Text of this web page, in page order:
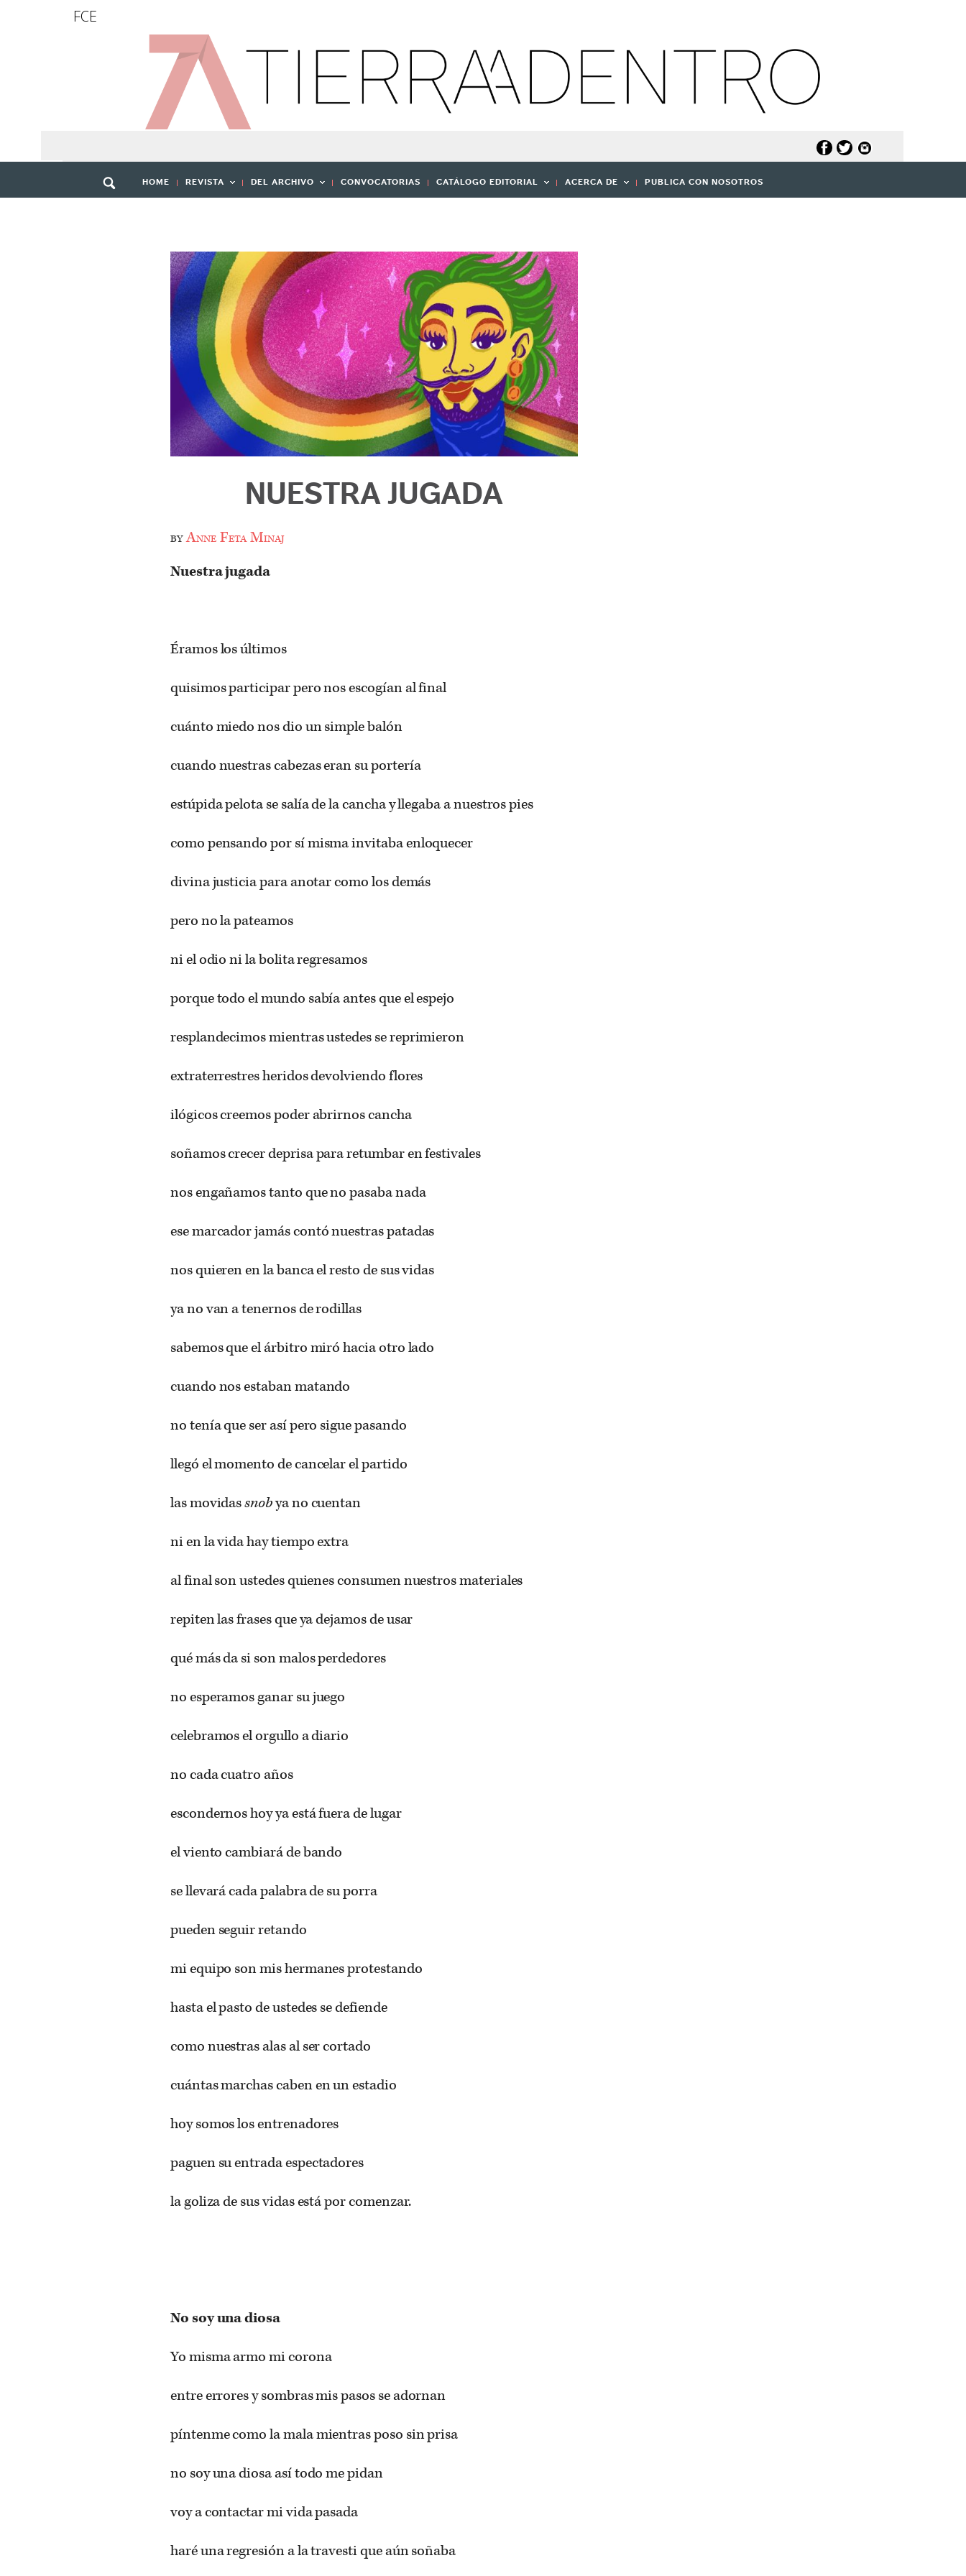
FCE
HOME REVISTA DEL ARCHIVO CONVOCATORIAS CATÁLOGO EDITORIAL ACERCA DE PUBLICA CON NOSOTROS
NUESTRA JUGADA
byAnne Feta Minaj
Nuestra jugada
Éramos los últimos
quisimos participar pero nos escogían al final
cuánto miedo nos dio un simple balón
cuando nuestras cabezas eran su portería
estúpida pelota se salía de la cancha y llegaba a nuestros pies
como pensando por sí misma invitaba enloquecer
divina justicia para anotar como los demás
pero no la pateamos
ni el odio ni la bolita regresamos
porque todo el mundo sabía antes que el espejo
resplandecimos mientras ustedes se reprimieron
extraterrestres heridos devolviendo flores
ilógicos creemos poder abrirnos cancha
soñamos crecer deprisa para retumbar en festivales
nos engañamos tanto que no pasaba nada
ese marcador jamás contó nuestras patadas
nos quieren en la banca el resto de sus vidas
ya no van a tenernos de rodillas
sabemos que el árbitro miró hacia otro lado
cuando nos estaban matando
no tenía que ser así pero sigue pasando
llegó el momento de cancelar el partido
las movidassnobya no cuentan
ni en la vida hay tiempo extra
al final son ustedes quienes consumen nuestros materiales
repiten las frases que ya dejamos de usar
qué más da si son malos perdedores
no esperamos ganar su juego
celebramos el orgullo a diario
no cada cuatro años
escondernos hoy ya está fuera de lugar
el viento cambiará de bando
se llevará cada palabra de su porra
pueden seguir retando
mi equipo son mis hermanes protestando
hasta el pasto de ustedes se defiende
como nuestras alas al ser cortado
cuántas marchas caben en un estadio
hoy somos los entrenadores
paguen su entrada espectadores
la goliza de sus vidas está por comenzar.
No soy una diosa
Yo misma armo mi corona
entre errores y sombras mis pasos se adornan
píntenme como la mala mientras poso sin prisa
no soy una diosa así todo me pidan
voy a contactar mi vida pasada
haré una regresión a la travesti que aún soñaba